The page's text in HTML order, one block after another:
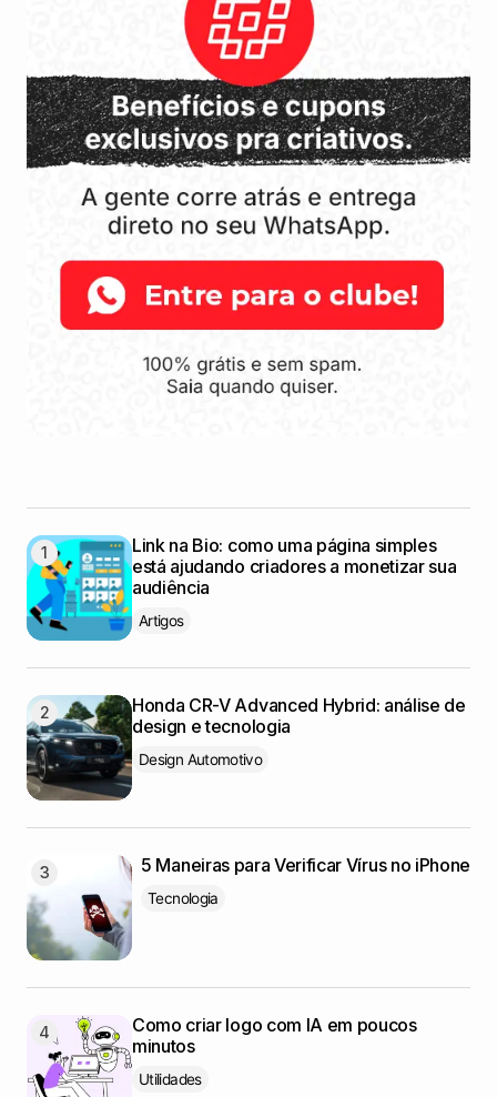
Link na Bio: como uma página simples
está ajudando criadores a monetizar sua
audiência
Artigos
Honda CR-V Advanced Hybrid: análise de
design e tecnologia
Design Automotivo
5 Maneiras para Verificar Vírus no iPhone
Tecnologia
Como criar logo com IA em poucos
minutos
Utilidades